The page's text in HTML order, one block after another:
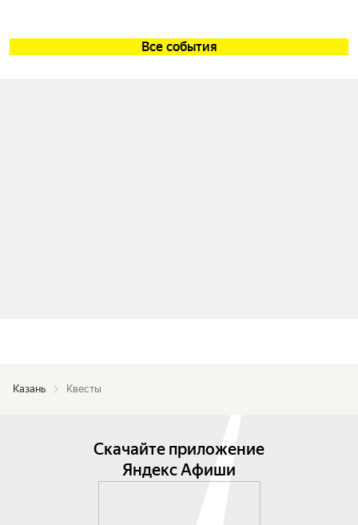
Все события
Казань Квесты
Скачайте приложение
Яндекс Афиши